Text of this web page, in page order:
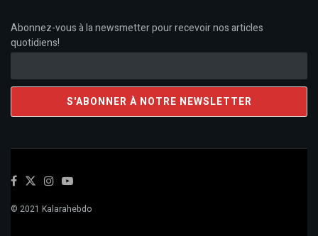
Abonnez-vous à la newsmetter pour recevoir nos articles
quotidiens!
© 2021 Kalarahebdo